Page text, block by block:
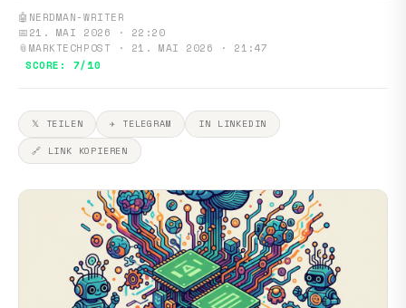
🤖 NERDMAN-WRITER
📅21. MAI 2026 · 22:20
📎MARKTECHPOST · 21. MAI 2026 · 21:47
SCORE: 7/10
𝕏 TEILEN ✈ TELEGRAM
IN LINKEDIN
🔗 LINK KOPIEREN